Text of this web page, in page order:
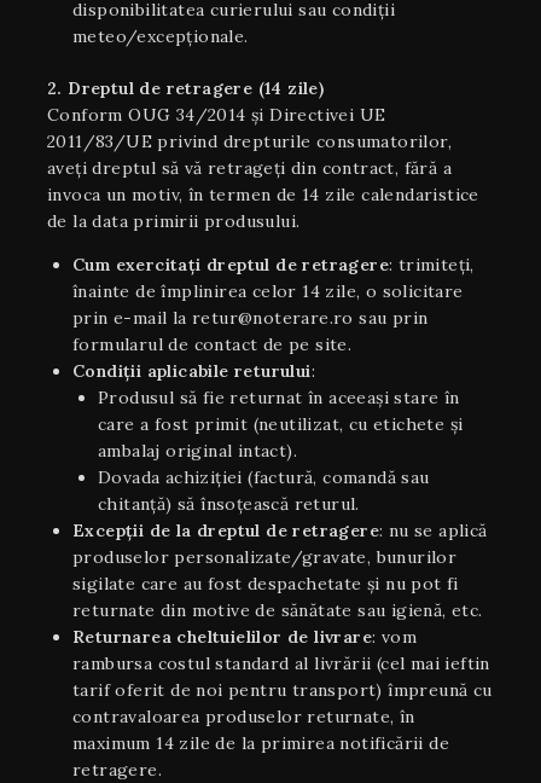
disponibilitatea curierului sau condiții
meteo/excepționale.
2. Dreptul de retragere (14 zile)
Conform OUG 34/2014 și Directivei UE
2011/83/UE privind drepturile consumatorilor,
aveți dreptul să vă retrageți din contract, fără a
invoca un motiv, în termen de 14 zile calendaristice
de la data primirii produsului.
Cum exercitați dreptul de retragere: trimiteți,
înainte de împlinirea celor 14 zile, o solicitare
prin e-mail la retur@noterare.ro sau prin
formularul de contact de pe site.
Condiţii aplicabile returului:
Produsul să fie returnat în aceeaşi stare în
care a fost primit (neutilizat, cu etichete și
ambalaj original intact).
Dovada achiziției (factură, comandă sau
chitanță) să însoțească returul.
Excepții de la dreptul de retragere: nu se aplică
produselor personalizate/gravate, bunurilor
sigilate care au fost despachetate și nu pot fi
returnate din motive de sănătate sau igienă, etc.
Returnarea cheltuielilor de livrare: vom
rambursa costul standard al livrării (cel mai ieftin
tarif oferit de noi pentru transport) împreună cu
contravaloarea produselor returnate, în
maximum 14 zile de la primirea notificării de
retragere.